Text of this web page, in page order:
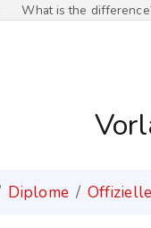
What is the
Diplome Offizielle